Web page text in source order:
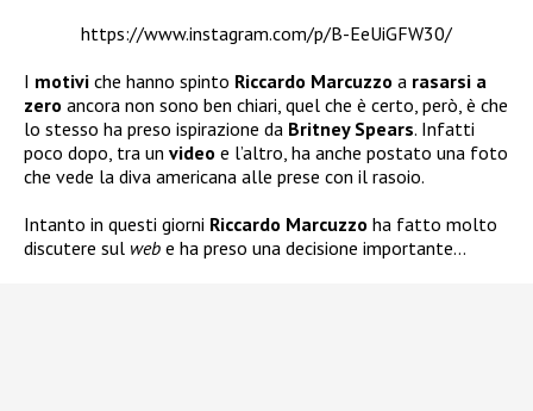
https://www.instagram.com/p/B-EeUiGFW30/
I motivi che hanno spinto Riccardo Marcuzzo a rasarsi a
zero ancora non sono ben chiari, quel che è certo, però, è che
lo stesso ha preso ispirazione da Britney Spears. Infatti
poco dopo, tra un video e l’altro, ha anche postato una foto
che vede la diva americana alle prese con il rasoio.
Intanto in questi giorni Riccardo Marcuzzo ha fatto molto
discutere sul web e ha preso una decisione importante…